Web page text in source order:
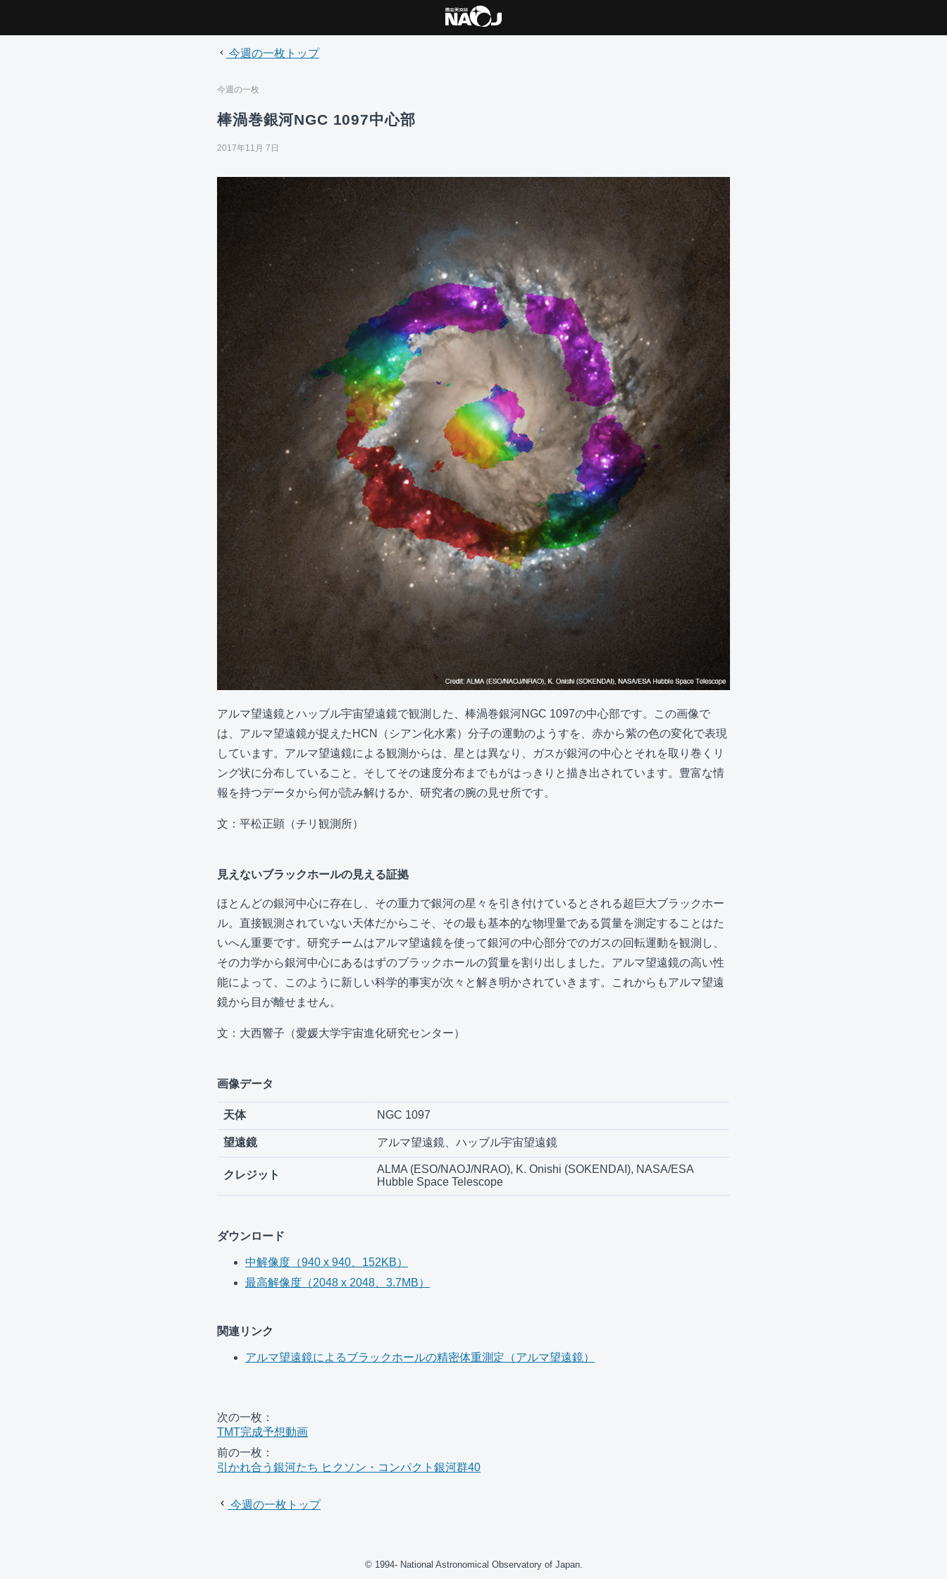
今週の一枚トップ
今週の一枚
棒渦巻銀河NGC 1097中心部
2017年11月 7日
アルマ望遠鏡とハッブル宇宙望遠鏡で観測した、棒渦巻銀河NGC 1097の中心部です。この画像で
は、アルマ望遠鏡が捉えたHCN（シアン化水素）分子の運動のようすを、赤から紫の色の変化で表現
しています。アルマ望遠鏡による観測からは、星とは異なり、ガスが銀河の中心とそれを取り巻くリ
ング状に分布していること、そしてその速度分布までもがはっきりと描き出されています。豊富な情
報を持つデータから何が読み解けるか、研究者の腕の見せ所です。
文：平松正顕（チリ観測所）
見えないブラックホールの見える証拠
ほとんどの銀河中心に存在し、その重力で銀河の星々を引き付けているとされる超巨大ブラックホー
ル。直接観測されていない天体だからこそ、その最も基本的な物理量である質量を測定することはた
いへん重要です。研究チームはアルマ望遠鏡を使って銀河の中心部分でのガスの回転運動を観測し、
その力学から銀河中心にあるはずのブラックホールの質量を割り出しました。アルマ望遠鏡の高い性
能によって、このように新しい科学的事実が次々と解き明かされていきます。これからもアルマ望遠
鏡から目が離せません。
文：大西響子（愛媛大学宇宙進化研究センター）
画像データ
天体 NGC 1097
望遠鏡 アルマ望遠鏡、ハッブル宇宙望遠鏡
クレジット
ALMA (ESO/NAOJ/NRAO), K. Onishi (SOKENDAI), NASA/ESA
Hubble Space Telescope
ダウンロード
中解像度（940 x 940、152KB）
最高解像度（2048 x 2048、3.7MB）
関連リンク
アルマ望遠鏡によるブラックホールの精密体重測定（アルマ望遠鏡）
次の一枚：
TMT完成予想動画
前の一枚：
引かれ合う銀河たち ヒクソン・コンパクト銀河群40
今週の一枚トップ
© 1994- National Astronomical Observatory of Japan.